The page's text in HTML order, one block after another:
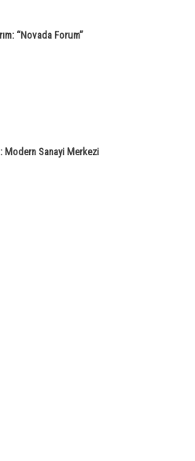
“Novada Forum”
Modern Sanayi Merkezi